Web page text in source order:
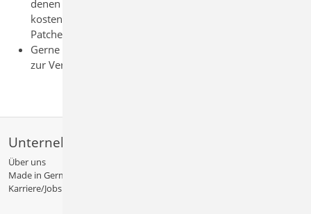
denen wir Weiterentwicklungen und Korrekturen
kostenfrei anbieten. Nutzen Sie die Möglichkeiten der
Patches.
Gerne steht Ihnen unsere Installations-Hotline bei Fragen
zur Verfügung
Unternehmen
Über uns
Made in Germany
Karriere/Jobs